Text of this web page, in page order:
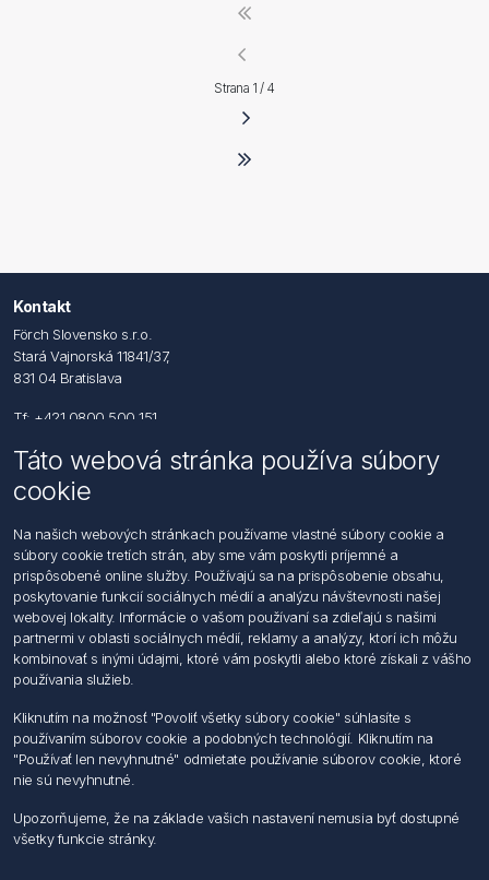
Strana 1 / 4
Kontakt
Förch Slovensko s.r.o.
Stará Vajnorská 11841/37,
831 04 Bratislava
Tf: +421 0800 500 151
Email: office@foerch.sk
Kontaktujte nás
Informácie
Imprint
Vyhlásenie k ochrane údajov
Všeobecné dodacie a obchodné podmienky
Obchodný zástupca
Môj účet
Môj účet
Objednávky
Adresy
Táto webová stránka používa súbory
cookie
Na našich webových stránkach používame vlastné súbory cookie a
súbory cookie tretích strán, aby sme vám poskytli príjemné a
prispôsobené online služby. Používajú sa na prispôsobenie obsahu,
poskytovanie funkcií sociálnych médií a analýzu návštevnosti našej
webovej lokality. Informácie o vašom používaní sa zdieľajú s našimi
partnermi v oblasti sociálnych médií, reklamy a analýzy, ktorí ich môžu
kombinovať s inými údajmi, ktoré vám poskytli alebo ktoré získali z vášho
používania služieb.
Kliknutím na možnosť "Povoliť všetky súbory cookie" súhlasíte s
používaním súborov cookie a podobných technológií. Kliknutím na
"Používať len nevyhnutné" odmietate používanie súborov cookie, ktoré
nie sú nevyhnutné.
Upozorňujeme, že na základe vašich nastavení nemusia byť dostupné
všetky funkcie stránky.